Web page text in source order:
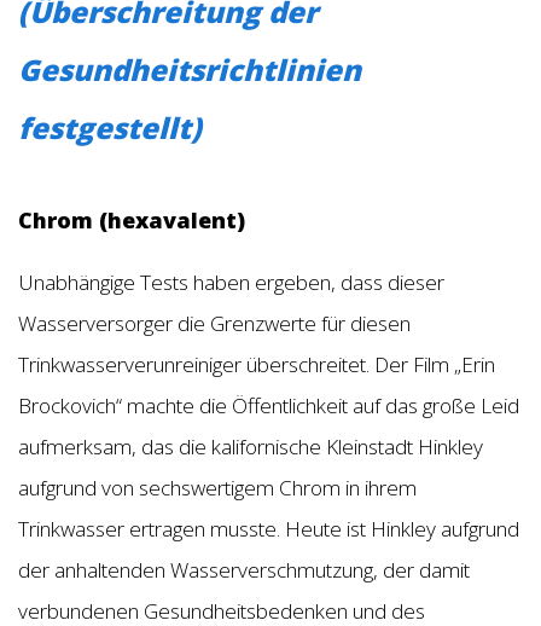
(Überschreitung der
Gesundheitsrichtlinien
festgestellt)
Chrom (hexavalent)
Unabhängige Tests haben ergeben, dass dieser
Wasserversorger die Grenzwerte für diesen
Trinkwasserverunreiniger überschreitet. Der Film „Erin
Brockovich“ machte die Öffentlichkeit auf das große Leid
aufmerksam, das die kalifornische Kleinstadt Hinkley
aufgrund von sechswertigem Chrom in ihrem
Trinkwasser ertragen musste. Heute ist Hinkley aufgrund
der anhaltenden Wasserverschmutzung, der damit
verbundenen Gesundheitsbedenken und des